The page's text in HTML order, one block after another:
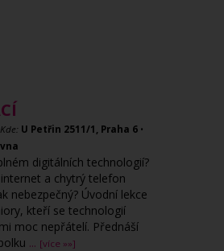
Kde: U Petřin 2511/1, Praha 6 •
digitálních technologií?
a chytrý telefon
nebezpečný? Úvodní lekce
kteří se technologií
moc nepřátelí. Přednáší
... [více »»]